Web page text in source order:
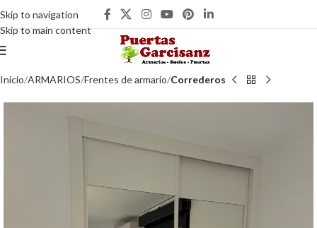
Skip to navigation
Skip to main content
Inicio ARMARIOS Frentes de armario Correderos